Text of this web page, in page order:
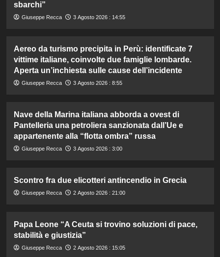
sbarchi”
Giuseppe Recca 3 Agosto 2026 : 14:55
Aereo da turismo precipita in Perù: identificate 7
vittime italiane, coinvolte due famiglie lombarde.
Aperta un’inchiesta sulle cause dell’incidente
Giuseppe Recca 3 Agosto 2026 : 8:55
Nave della Marina italiana abborda a ovest di
Pantelleria una petroliera sanzionata dall’Ue e
appartenente alla “flotta ombra” russa
Giuseppe Recca 3 Agosto 2026 : 3:00
Scontro fra due elicotteri antincendio in Grecia
Giuseppe Recca 2 Agosto 2026 : 21:00
Papa Leone “A Ceuta si trovino soluzioni di pace,
stabilità e giustizia”
Giuseppe Recca 2 Agosto 2026 : 15:05